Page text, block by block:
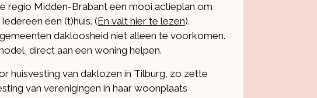
regio Midden-Brabant een mooi actieplan om
een (t)huis. (En valt hier te lezen).
dakloosheid niet alleen te voorkomen.
direct aan een woning helpen.
huisvesting van daklozen in Tilburg, zo zette
van verenigingen in haar woonplaats